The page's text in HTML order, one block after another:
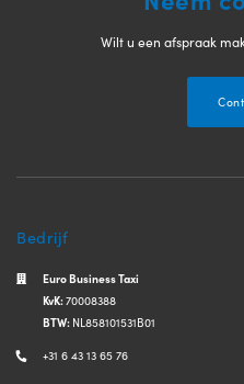
Wilt u een afspraak
Bedrijf
Euro Business Taxi
KvK:70008388
BTW: NL858101531B01
+31 6 43 13 65 76